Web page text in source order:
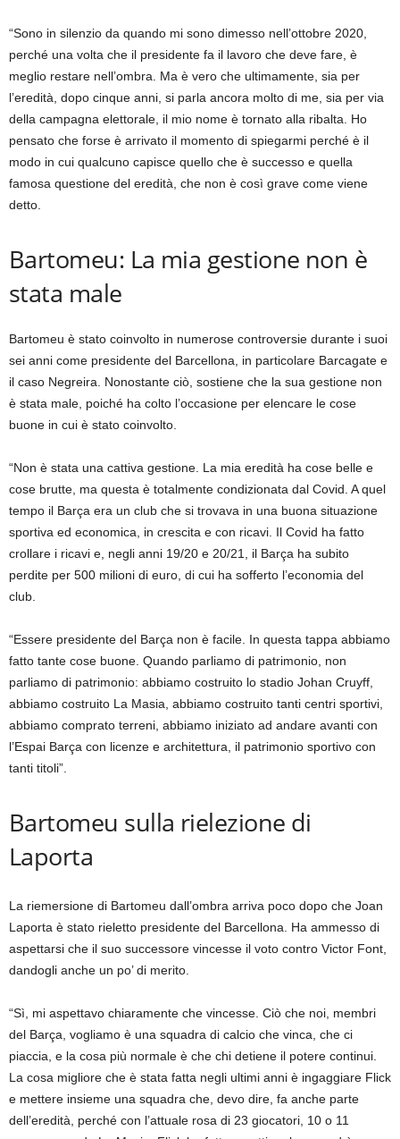
“Sono in silenzio da quando mi sono dimesso nell’ottobre 2020,
perché una volta che il presidente fa il lavoro che deve fare, è
meglio restare nell’ombra. Ma è vero che ultimamente, sia per
l’eredità, dopo cinque anni, si parla ancora molto di me, sia per via
della campagna elettorale, il mio nome è tornato alla ribalta. Ho
pensato che forse è arrivato il momento di spiegarmi perché è il
modo in cui qualcuno capisce quello che è successo e quella
famosa questione del eredità, che non è così grave come viene
detto.
Bartomeu: La mia gestione non è
stata male
Bartomeu è stato coinvolto in numerose controversie durante i suoi
sei anni come presidente del Barcellona, ​​in particolare Barcagate e
il caso Negreira. Nonostante ciò, sostiene che la sua gestione non
è stata male, poiché ha colto l’occasione per elencare le cose
buone in cui è stato coinvolto.
“Non è stata una cattiva gestione. La mia eredità ha cose belle e
cose brutte, ma questa è totalmente condizionata dal Covid. A quel
tempo il Barça era un club che si trovava in una buona situazione
sportiva ed economica, in crescita e con ricavi. Il Covid ha fatto
crollare i ricavi e, negli anni 19/20 e 20/21, il Barça ha subito
perdite per 500 milioni di euro, di cui ha sofferto l’economia del
club.
“Essere presidente del Barça non è facile. In questa tappa abbiamo
fatto tante cose buone. Quando parliamo di patrimonio, non
parliamo di patrimonio: abbiamo costruito lo stadio Johan Cruyff,
abbiamo costruito La Masia, abbiamo costruito tanti centri sportivi,
abbiamo comprato terreni, abbiamo iniziato ad andare avanti con
l’Espai Barça con licenze e architettura, il patrimonio sportivo con
tanti titoli”.
Bartomeu sulla rielezione di
Laporta
La riemersione di Bartomeu dall’ombra arriva poco dopo che Joan
Laporta è stato rieletto presidente del Barcellona. Ha ammesso di
aspettarsi che il suo successore vincesse il voto contro Victor Font,
dandogli anche un po’ di merito.
“Sì, mi aspettavo chiaramente che vincesse. Ciò che noi, membri
del Barça, vogliamo è una squadra di calcio che vinca, che ci
piaccia, e la cosa più normale è che chi detiene il potere continui.
La cosa migliore che è stata fatta negli ultimi anni è ingaggiare Flick
e mettere insieme una squadra che, devo dire, fa anche parte
dell’eredità, perché con l’attuale rosa di 23 giocatori, 10 o 11